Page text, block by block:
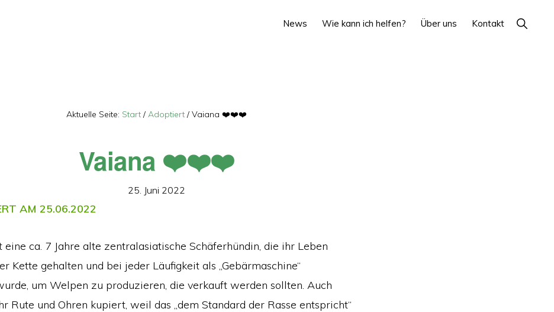
News Wie kann ich helfen? Über uns Kontakt Show
Search
Aktuelle Seite: Start / Adoptiert /Vaiana ❤️❤️❤️
Vaiana ❤️❤️❤️
25. Juni 2022
AM 25.06.2022
eine ca. 7 Jahre alte zentralasiatische Schäferhündin, die ihr Leben
Kette gehalten und bei jeder Läufigkeit als „Gebärmaschine“
um Welpen zu produzieren, die verkauft werden sollten. Auch
Rute und Ohren kupiert, weil das „dem Standard der Rasse entspricht“